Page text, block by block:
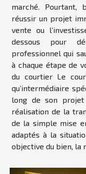
marché. Pourtant,
réussir un projet
vente ou
dessous pour
professionnel qui
à chaque étape de
du courtier Le
qu’intermédiaire
long de son
réalisation de la
de la simple mise
adaptés à la
objective du bien, la